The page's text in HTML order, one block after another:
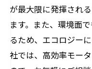
が最大限に発揮され
ます。また、環境面
るため、エコロジー
社では、高効率モー